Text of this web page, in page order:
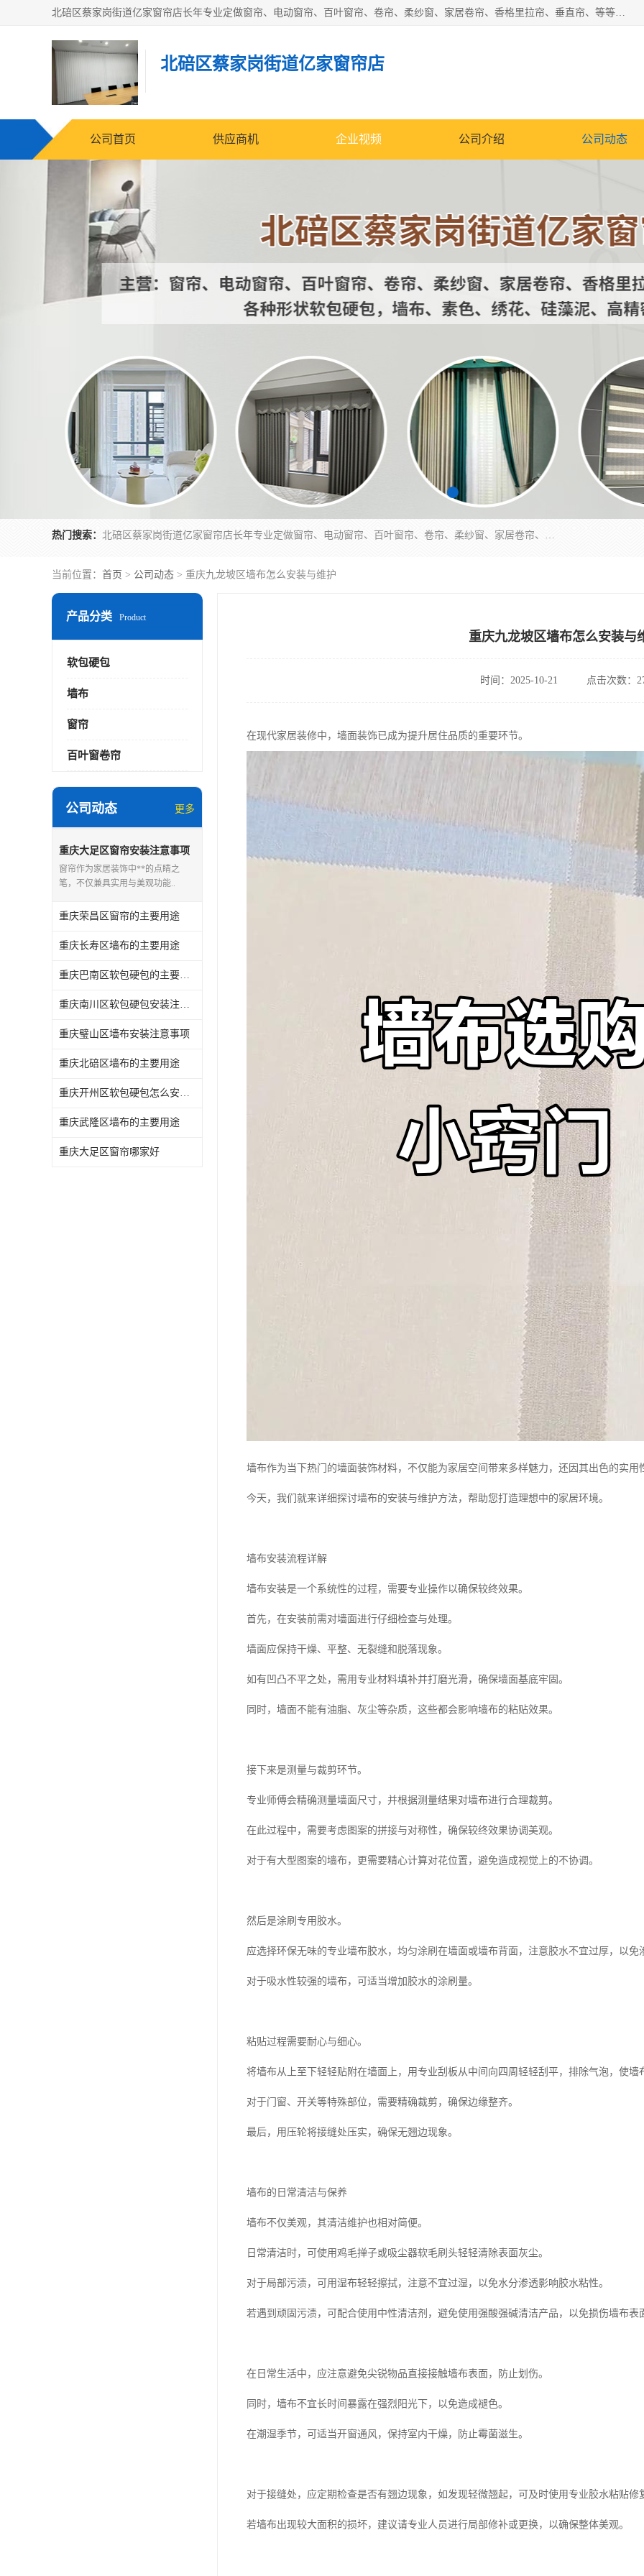
北碚区蔡家岗街道亿家窗帘店长年专业定做窗帘、电动窗帘、百叶窗帘、卷帘、柔纱窗、家居卷帘、香格里拉帘、垂直帘、等等，软包、各种形状软包硬包，墙布、素色、绣花、硅藻泥、高精密各种墙布，免费测量、免费安装，欢迎咨询
北碚区蔡家岗街道亿家窗帘店
公司首页 供应商机 企业视频 公司介绍 公司动态
热门搜索： 北碚区蔡家岗街道亿家窗帘店长年专业定做窗帘、电动窗帘、百叶窗帘、卷帘、柔纱窗、家居卷帘、香格里拉帘、垂直帘、等等，软包、各种形状软包硬包，墙布、素色、绣花、硅藻泥、高精密各种墙布，免费测量、免费安装，欢迎咨询
当前位置： 首页 > 公司动态 > 重庆九龙坡区墙布怎么安装与维护
产品分类 Product
软包硬包
墙布
窗帘
百叶窗卷帘
公司动态 更多
重庆大足区窗帘安装注意事项
窗帘作为家居装饰中**的点睛之
笔，不仅兼具实用与美观功能..
重庆荣昌区窗帘的主要用途
重庆长寿区墙布的主要用途
重庆巴南区软包硬包的主要用途
重庆南川区软包硬包安装注意事项
重庆璧山区墙布安装注意事项
重庆北碚区墙布的主要用途
重庆开州区软包硬包怎么安装与维护
重庆武隆区墙布的主要用途
重庆大足区窗帘哪家好
重庆九龙坡区墙布怎么安装与
时间：2025-10-21 点击次数：
在现代家居装修中，墙面装饰已成为提升居住品质的重要环节。
墙布作为当下热门的墙面装饰材料，不仅能为家居空间带来多样魅力，还因其出色的实用
今天，我们就来详细探讨墙布的安装与维护方法，帮助您打造理想中的家居环境。
墙布安装流程详解
墙布安装是一个系统性的过程，需要专业操作以确保较终效果。
首先，在安装前需对墙面进行仔细检查与处理。
墙面应保持干燥、平整、无裂缝和脱落现象。
如有凹凸不平之处，需用专业材料填补并打磨光滑，确保墙面基底牢固。
同时，墙面不能有油脂、灰尘等杂质，这些都会影响墙布的粘贴效果。
接下来是测量与裁剪环节。
专业师傅会精确测量墙面尺寸，并根据测量结果对墙布进行合理裁剪。
在此过程中，需要考虑图案的拼接与对称性，确保较终效果协调美观。
对于有大型图案的墙布，更需要精心计算对花位置，避免造成视觉上的不协调。
然后是涂刷专用胶水。
应选择环保无味的专业墙布胶水，均匀涂刷在墙面或墙布背面，注意胶水不宜过厚，以免
对于吸水性较强的墙布，可适当增加胶水的涂刷量。
粘贴过程需要耐心与细心。
将墙布从上至下轻轻贴附在墙面上，用专业刮板从中间向四周轻轻刮平，排除气泡，使墙
对于门窗、开关等特殊部位，需要精确裁剪，确保边缘整齐。
最后，用压轮将接缝处压实，确保无翘边现象。
墙布的日常清洁与保养
墙布不仅美观，其清洁维护也相对简便。
日常清洁时，可使用鸡毛掸子或吸尘器软毛刷头轻轻清除表面灰尘。
对于局部污渍，可用湿布轻轻擦拭，注意不宜过湿，以免水分渗透影响胶水粘性。
若遇到顽固污渍，可配合使用中性清洁剂，避免使用强酸强碱清洁产品，以免损伤墙布表
在日常生活中，应注意避免尖锐物品直接接触墙布表面，防止划伤。
同时，墙布不宜长时间暴露在强烈阳光下，以免造成褪色。
在潮湿季节，可适当开窗通风，保持室内干燥，防止霉菌滋生。
对于接缝处，应定期检查是否有翘边现象，如发现轻微翘起，可及时使用专业胶水粘贴修
若墙布出现较大面积的损坏，建议请专业人员进行局部修补或更换，以确保整体美观。